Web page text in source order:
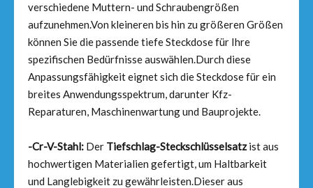
verschiedene Muttern- und Schraubengrößen
aufzunehmen.Von kleineren bis hin zu größeren Größen
können Sie die passende tiefe Steckdose für Ihre
spezifischen Bedürfnisse auswählen.Durch diese
Anpassungsfähigkeit eignet sich die Steckdose für ein
breites Anwendungsspektrum, darunter Kfz-
Reparaturen, Maschinenwartung und Bauprojekte.
-Cr-V-Stahl: Der Tiefschlag-Steckschlüsselsatzist aus
hochwertigen Materialien gefertigt, um Haltbarkeit
und Langlebigkeit zu gewährleisten.Dieser aus